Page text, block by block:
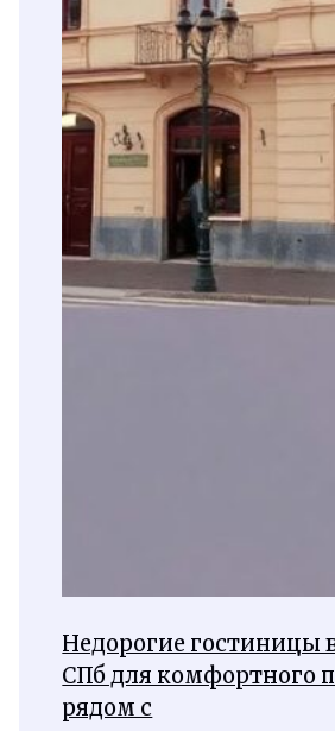
Недорогие гостиницы
СПб для комфортного
рядом с